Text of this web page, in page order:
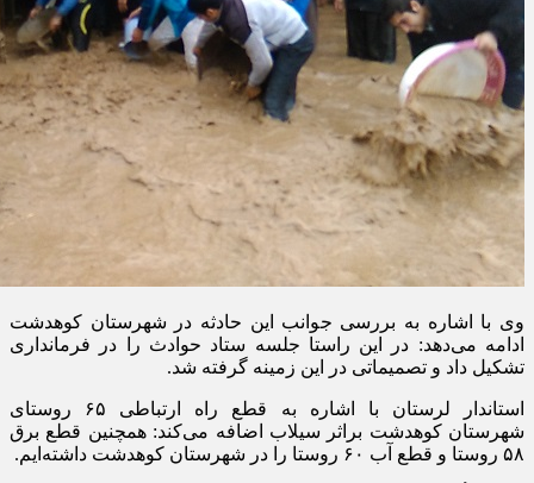
وی با اشاره به بررسی جوانب این حادثه در شهرستان کوهدشت
ادامه می‌دهد: در این راستا جلسه ستاد حوادث را در فرمانداری
تشکیل داد و تصمیماتی در این زمینه گرفته شد.
استاندار لرستان با اشاره به قطع راه ارتباطی ۶۵
روستای
شهرستان کوهدشت براثر سیلاب اضافه می‌کند: همچنین قطع برق
۵۸ روستا و قطع آب ۶۰ روستا را در شهرستان کوهدشت داشته‌ایم.